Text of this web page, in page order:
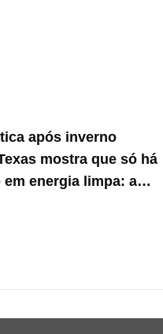
após inverno
mostra que só há
em energia limpa: a